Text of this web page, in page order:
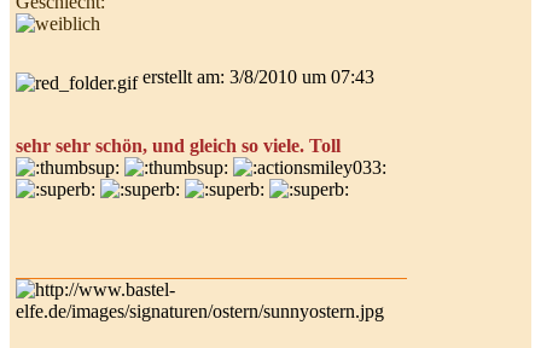
erstellt am: 3/8/2010 um 07:43
sehr sehr schön, und gleich so viele. Toll